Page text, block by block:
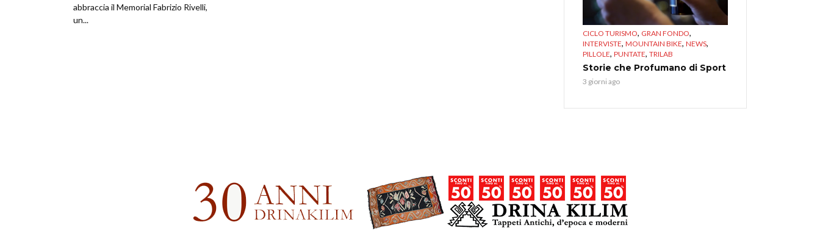
abbraccia il Memorial Fabrizio Rivelli,
un...
CICLO TURISMO, GRAN FONDO,
INTERVISTE, MOUNTAIN BIKE, NEWS,
PILLOLE, PUNTATE, TRILAB
Storie che Profumano di Sport
3 giorni ago